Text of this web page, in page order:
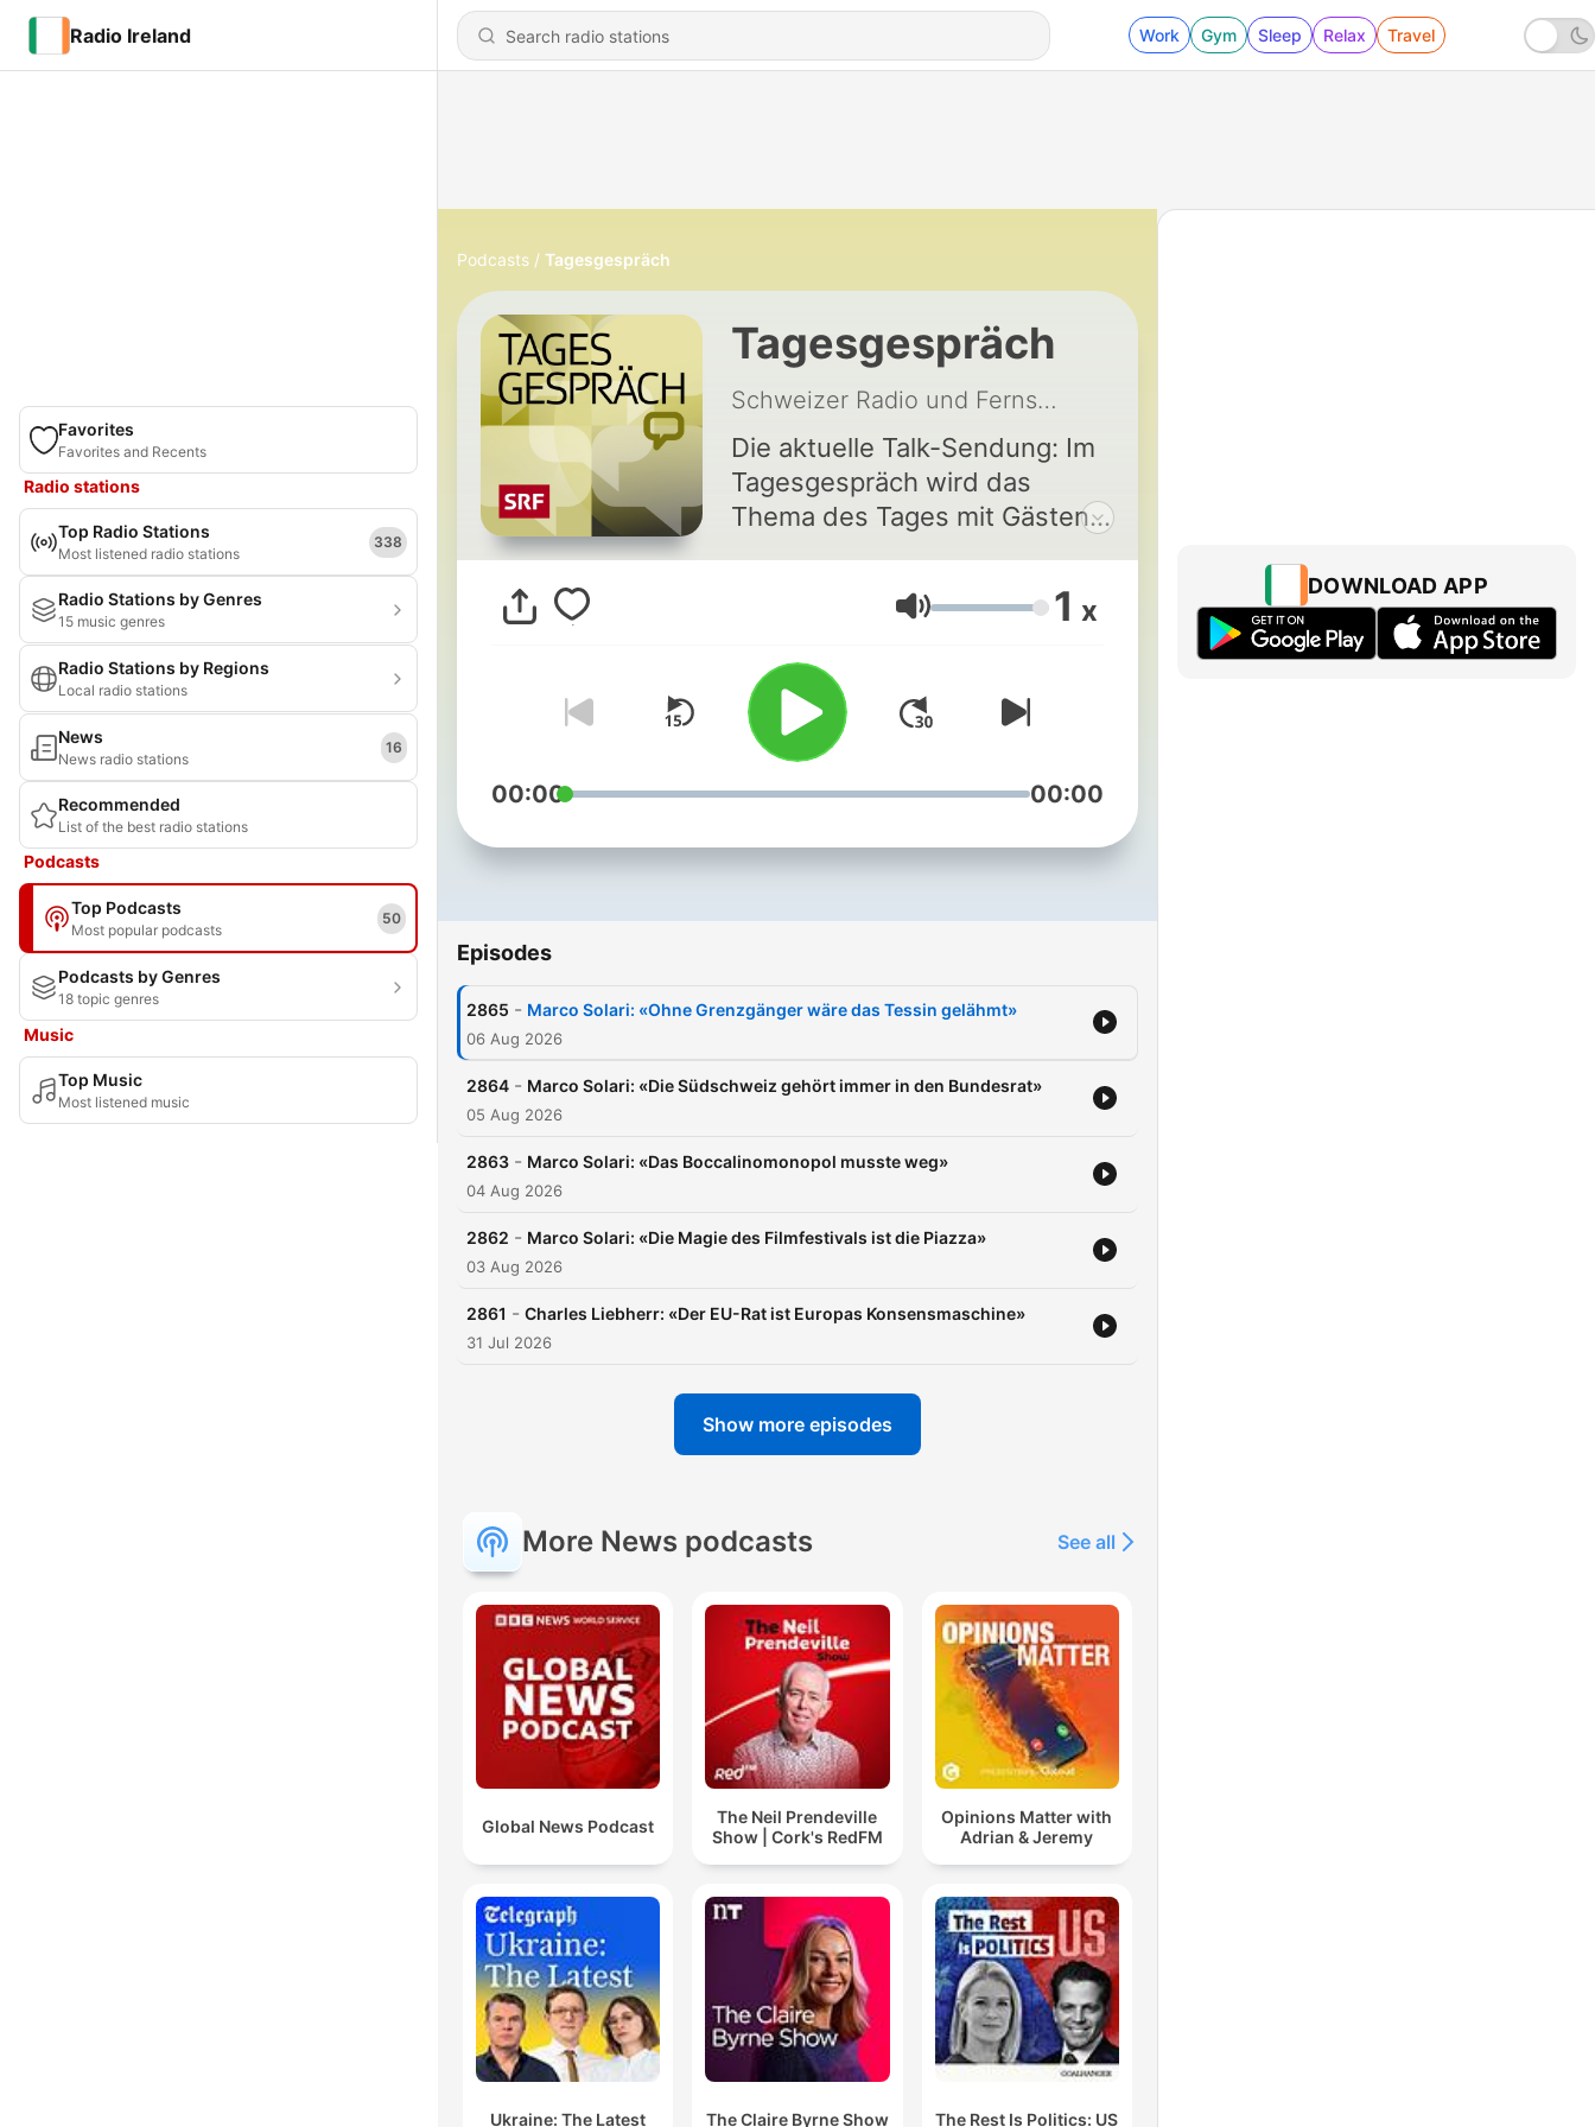
Radio Ireland Work Gym Sleep Relax Travel
Favorites
Favorites and Recents
Radio stations
Top Radio Stations
Most listened radio stations
338
Radio Stations by Genres
15 music genres
Radio Stations by Regions
Local radio stations
News
News radio stations
16
Recommended
List of the best radio stations
Podcasts
Top Podcasts
Most popular podcasts
50
Podcasts by Genres
18 topic genres
Music
Top Music
Most listened music
Podcasts Tagesgespräch
Tagesgespräch
Schweizer Radio und Fernsehen (SRF)
Die aktuelle Talk-Sendung: Im
Tagesgespräch wird das
Thema des Tages mit Gästen
Wirtschaft diskutiert und
Volume 1 x
00:00 00:00
Episodes
2865 - Marco Solari: «Ohne Grenzgänger wäre das Tessin gelähmt»
06 Aug 2026
2864 - Marco Solari: «Die Südschweiz gehört immer in den Bundesrat»
05 Aug 2026
2863 - Marco Solari: «Das Boccalinomonopol musste weg»
04 Aug 2026
2862 - Marco Solari: «Die Magie des Filmfestivals ist die Piazza»
03 Aug 2026
2861 - Charles Liebherr: «Der EU-Rat ist Europas Konsensmaschine»
31 Jul 2026
Show more episodes
More News podcasts See all
Global News Podcast
The Neil Prendeville
Show | Cork's RedFM
Opinions Matter with
Adrian & Jeremy
Ukraine: The Latest The Claire Byrne Show The Rest Is Politics: US
DOWNLOAD APP